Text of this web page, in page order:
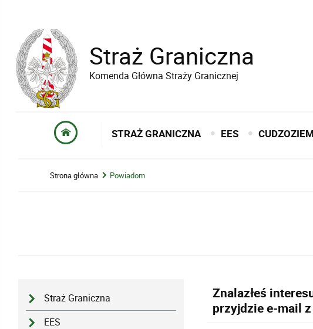
Straż Graniczna
Komenda Główna Straży Granicznej
STRAŻ GRANICZNA EES
Strona główna Powiadom
Straż Graniczna
EES
Znalazłeś
przyjdzie e-mail